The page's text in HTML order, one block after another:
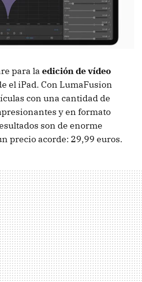
para la edición de vídeo
el iPad. Con LumaFusion
con una cantidad de
y en formato
son de enorme
precio acorde: 29,99 euros.